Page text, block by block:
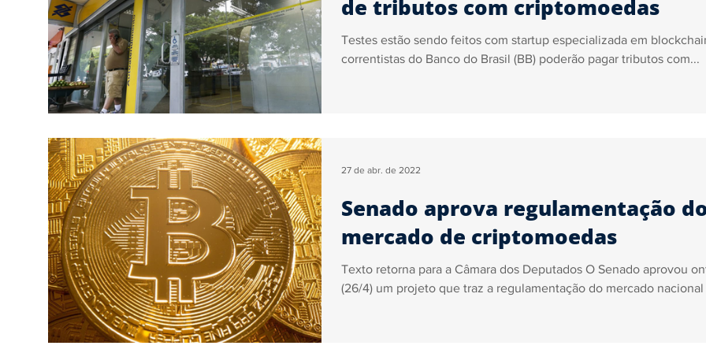
de tributos com criptomoedas
Testes estão sendo feitos com startup especializada em
correntistas do Banco do Brasil (BB) poderão pagar tributos com...
Senado aprova regulamentação
mercado de criptomoedas
Texto retorna para a Câmara dos Deputados O Senado aprovou
(26/4) um projeto que traz a regulamentação do mercado nacional
27 de abr. de 2022